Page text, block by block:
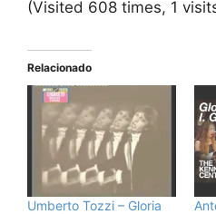
(Visited 608 times, 1
Relacionado
Umberto Tozzi – Gloria